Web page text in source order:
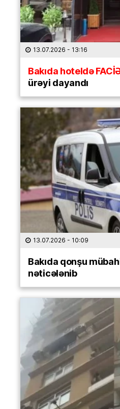
13.07.2026 - 13:16
Bakıda hoteldə
ürəyi dayandı
13.07.2026 - 10:09
Bakıda qonşu
nəticələnib